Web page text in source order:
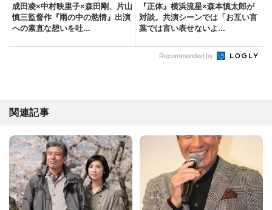
成田凌×中村映里子×森田剛、片山
慎三監督作『雨の中の慾情』出演
への素直な想いを吐...
『正体』横浜流星×森本慎太郎が
対談。共演シーンでは「お互い言
葉では言い表せないよ...
Recommended by
関連記事